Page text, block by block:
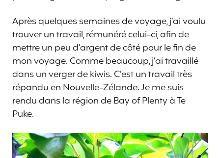
Après quelques semaines de voyage, j’ai voulu
trouver un travail, rémunéré celui-ci, afin de
mettre un peu d’argent de côté pour le fin de
mon voyage. Comme beaucoup, j’ai travaillé
dans un verger de kiwis. C’est un travail très
répandu en Nouvelle-Zélande. Je me suis
rendu dans la région de Bay of Plenty à Te
Puke.